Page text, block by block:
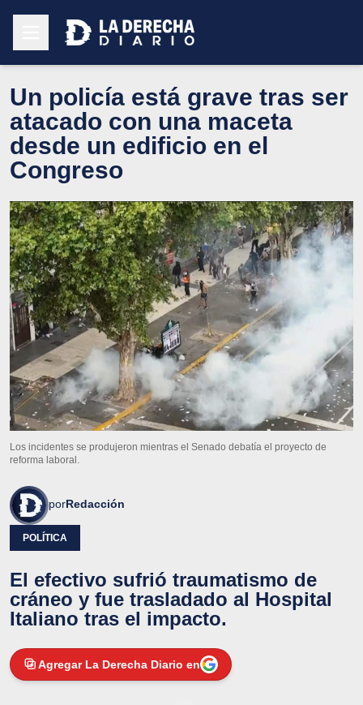
Un policía está grave tras ser
atacado con una maceta
desde un edificio en el
Congreso
Los incidentes se produjeron mientras el Senado debatía el proyecto de
reforma laboral.
porRedacción
POLÍTICA
El efectivo sufrió traumatismo de
cráneo y fue trasladado al Hospital
Italiano tras el impacto.
Agregar La Derecha Diario en